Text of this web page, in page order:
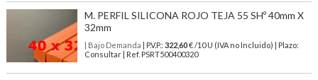
M. PERFIL SILICONA ROJO TEJA 55 SHº 40mm X
32mm
| Bajo Demanda | P.V.P.: 322,60€ /10 U (IVA no Incluido) | Plazo:
Consultar | Ref. PSRT500400320